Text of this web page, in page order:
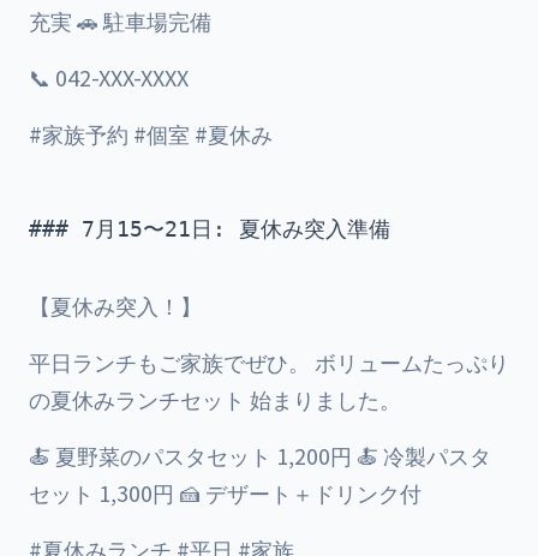
充実 🚗 駐車場完備
📞 042-XXX-XXXX
#家族予約 #個室 #夏休み
### 7月15〜21日: 夏休み突入準備
【夏休み突入！】
平日ランチもご家族でぜひ。 ボリュームたっぷり
の夏休みランチセット 始まりました。
🍝 夏野菜のパスタセット 1,200円 🍝 冷製パスタ
セット 1,300円 🍰 デザート＋ドリンク付
#夏休みランチ #平日 #家族